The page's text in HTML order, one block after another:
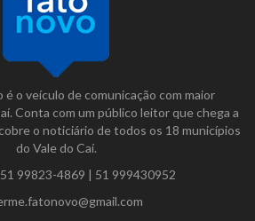
é o veículo de comunicação com maior
Conta com um público leitor que chega a
o noticiário de todos os 18 municípios
do Vale do Caí.
51 99823-4869 | 51 999430952